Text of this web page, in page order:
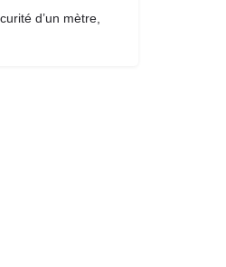
d’un mètre,